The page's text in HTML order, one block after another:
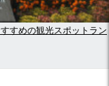
すめの観光スポットラン